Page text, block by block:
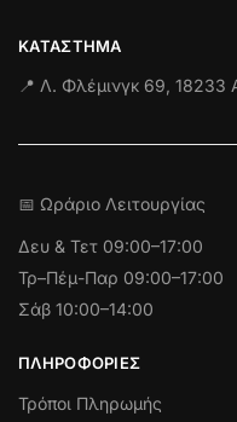
ΚΑΤΆΣΤΗΜΑ
📍 Λ. Φλέμινγκ 69, 18233
📅 Ωράριο Λειτουργίας
Δευ & Τετ 09:00–17:00
Τρ–Πέμ-Παρ 09:00–17:00
Σάβ 10:00–14:00
ΠΛΗΡΟΦΟΡΊΕΣ
Τρόποι Πληρωμής